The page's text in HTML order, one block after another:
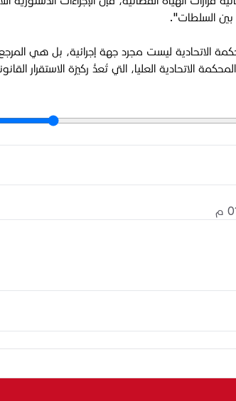
بين السلطات".
الاتحادية ليست مجرد جهة إجرائية، بل هي
الاتحادية العليا، التي تُعدُّ ركيزة الاستقرار